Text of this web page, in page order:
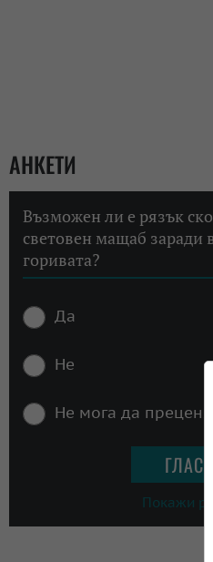
АНКЕТИ
Възможен ли е рязък
световен мащаб заради
горивата?
Да
Не
Не мога да преценя
Покажи